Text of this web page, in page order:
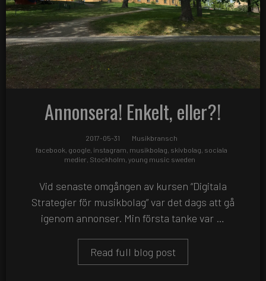
Annonsera! Enkelt, eller?!
2017-05-31
Musikbransch
facebook google instagram musikbolag skivbolag sociala
medier Stockholm ,young music sweden
Vid senaste omgången av kursen “Digitala
Strategier för musikbolag” var det dags att gå
igenom annonser. Min första tanke var …
Read full blog post